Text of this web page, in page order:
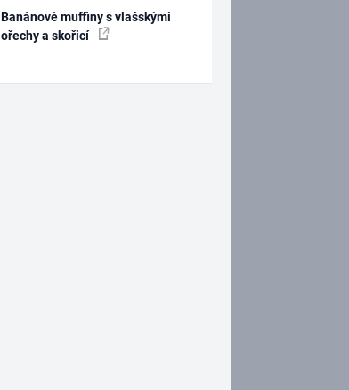
Banánové muffiny s vlašskými
ořechy a skořicí